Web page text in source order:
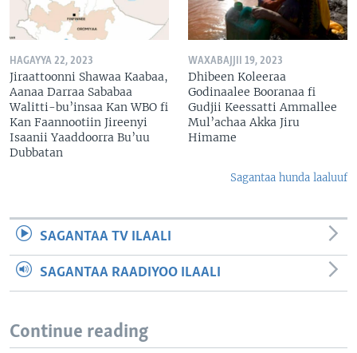
HAGAYYA 22, 2023
Jiraattoonni Shawaa Kaabaa,
Aanaa Darraa Sababaa
Walitti-bu’insaa Kan WBO fi
Kan Faannootiin Jireenyi
Isaanii Yaaddoorra Bu’uu
Dubbatan
WAXABAJJII 19, 2023
Dhibeen Koleeraa
Godinaalee Booranaa fi
Gudjii Keessatti Ammallee
Mul’achaa Akka Jiru
Himame
Sagantaa hunda laaluuf
SAGANTAA TV ILAALI
SAGANTAA RAADIYOO ILAALI
Continue reading